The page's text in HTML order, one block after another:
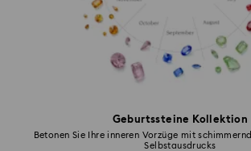
Geburtssteine Kollektion
Betonen Sie Ihre inneren Vorzüge mit
Selbstausdrucks